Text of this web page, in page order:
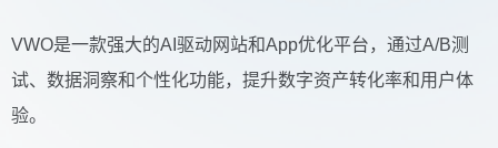
VWO是一款强大的AI驱动网站和App优化平台，通过A/B测
试、数据洞察和个性化功能，提升数字资产转化率和用户体
验。